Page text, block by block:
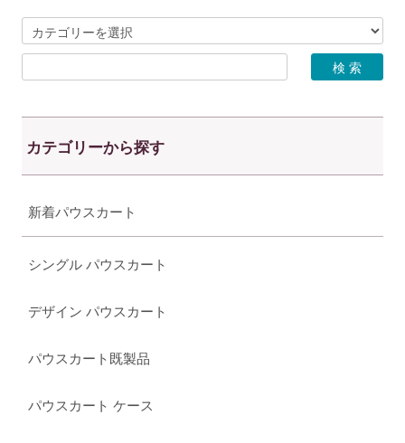
カテゴリーから探す
新着パウスカート
シングル パウスカート
デザイン パウスカート
パウスカート既製品
パウスカート ケース